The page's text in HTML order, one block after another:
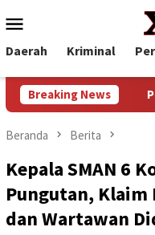
ke
kontenMobile
Daerah Kriminal
Breaking News
Gratis
Beranda Berita
Kepala SMAN 6
Pungutan, Klaim
dan Wartawan